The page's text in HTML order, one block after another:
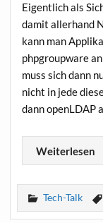
Eigent­lich als
damit aller­hand
kann man
phpgroup­ware
muss sich dann
nicht in jede
dann openLDAP
Wei­ter­le­sen
Tech-Talk